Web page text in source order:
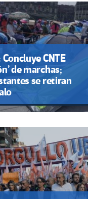
CNTE
de marchas;
se retiran